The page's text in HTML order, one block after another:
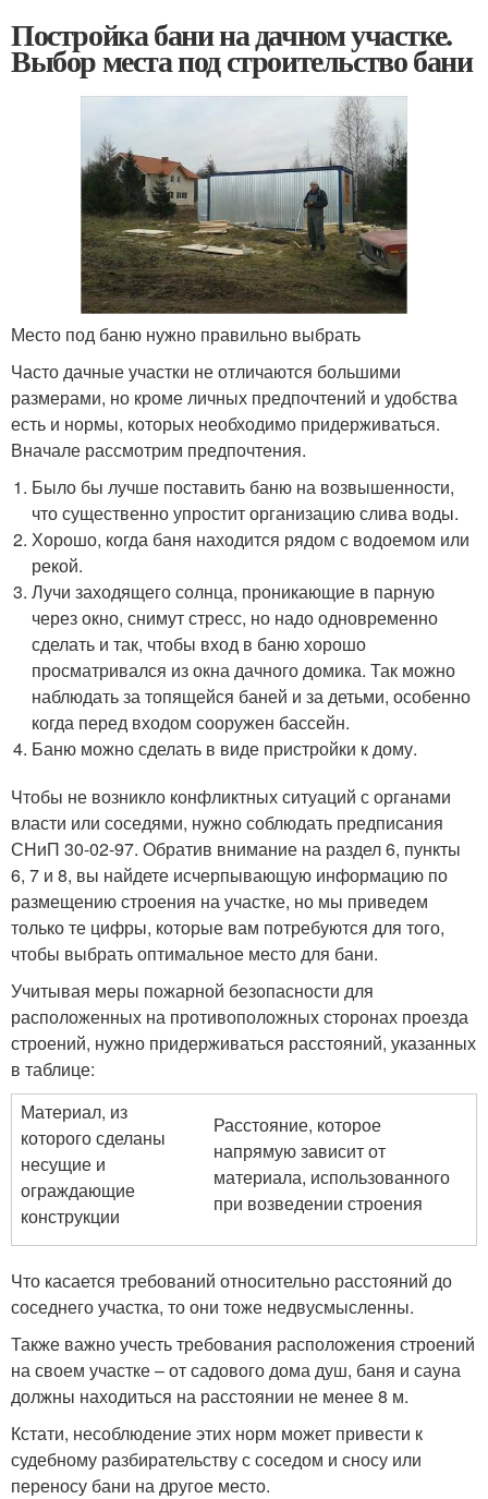
Постройка бани на дачном участке.
Выбор места под строительство бани
Место под баню нужно правильно выбрать
Часто дачные участки не отличаются большими
размерами, но кроме личных предпочтений и удобства
есть и нормы, которых необходимо придерживаться.
Вначале рассмотрим предпочтения.
Было бы лучше поставить баню на возвышенности,
что существенно упростит организацию слива воды.
Хорошо, когда баня находится рядом с водоемом или
рекой.
Лучи заходящего солнца, проникающие в парную
через окно, снимут стресс, но надо одновременно
сделать и так, чтобы вход в баню хорошо
просматривался из окна дачного домика. Так можно
наблюдать за топящейся баней и за детьми, особенно
когда перед входом сооружен бассейн.
Баню можно сделать в виде пристройки к дому.
Чтобы не возникло конфликтных ситуаций с органами
власти или соседями, нужно соблюдать предписания
СНиП 30-02-97. Обратив внимание на раздел 6, пункты
6, 7 и 8, вы найдете исчерпывающую информацию по
размещению строения на участке, но мы приведем
только те цифры, которые вам потребуются для того,
чтобы выбрать оптимальное место для бани.
Учитывая меры пожарной безопасности для
расположенных на противоположных сторонах проезда
строений, нужно придерживаться расстояний, указанных
в таблице:
Материал, из
которого сделаны
несущие и
ограждающие
конструкции
Расстояние, которое
напрямую зависит от
материала, использованного
при возведении строения
Что касается требований относительно расстояний до
соседнего участка, то они тоже недвусмысленны.
Также важно учесть требования расположения строений
на своем участке – от садового дома душ, баня и сауна
должны находиться на расстоянии не менее 8 м.
Кстати, несоблюдение этих норм может привести к
судебному разбирательству с соседом и сносу или
переносу бани на другое место.